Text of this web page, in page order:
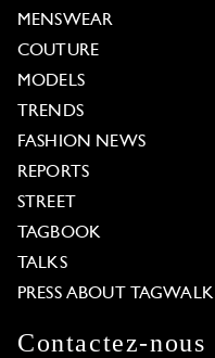
MENSWEAR
COUTURE
MODELS
TRENDS
FASHION NEWS
REPORTS
STREET
TAGBOOK
TALKS
PRESS ABOUT TAGWALK
Contactez-nous